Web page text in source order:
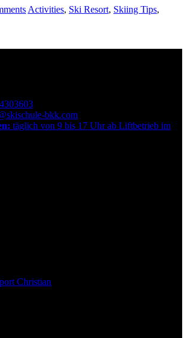
Activities, Ski Resort, Skiing Tips,
bkk.com
täglich von 9 bis 17 Uhr ab Liftbetrieb im
Christian